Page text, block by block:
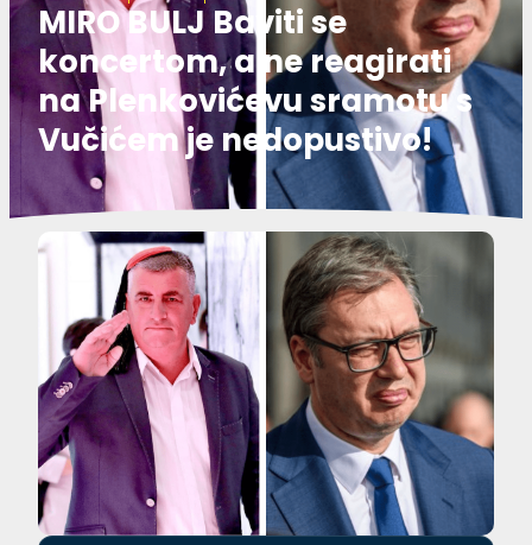
MIRO BULJ Baviti se
koncertom, a ne reagirati
na Plenkovićevu sramotu s
Vučićem je nedopustivo!